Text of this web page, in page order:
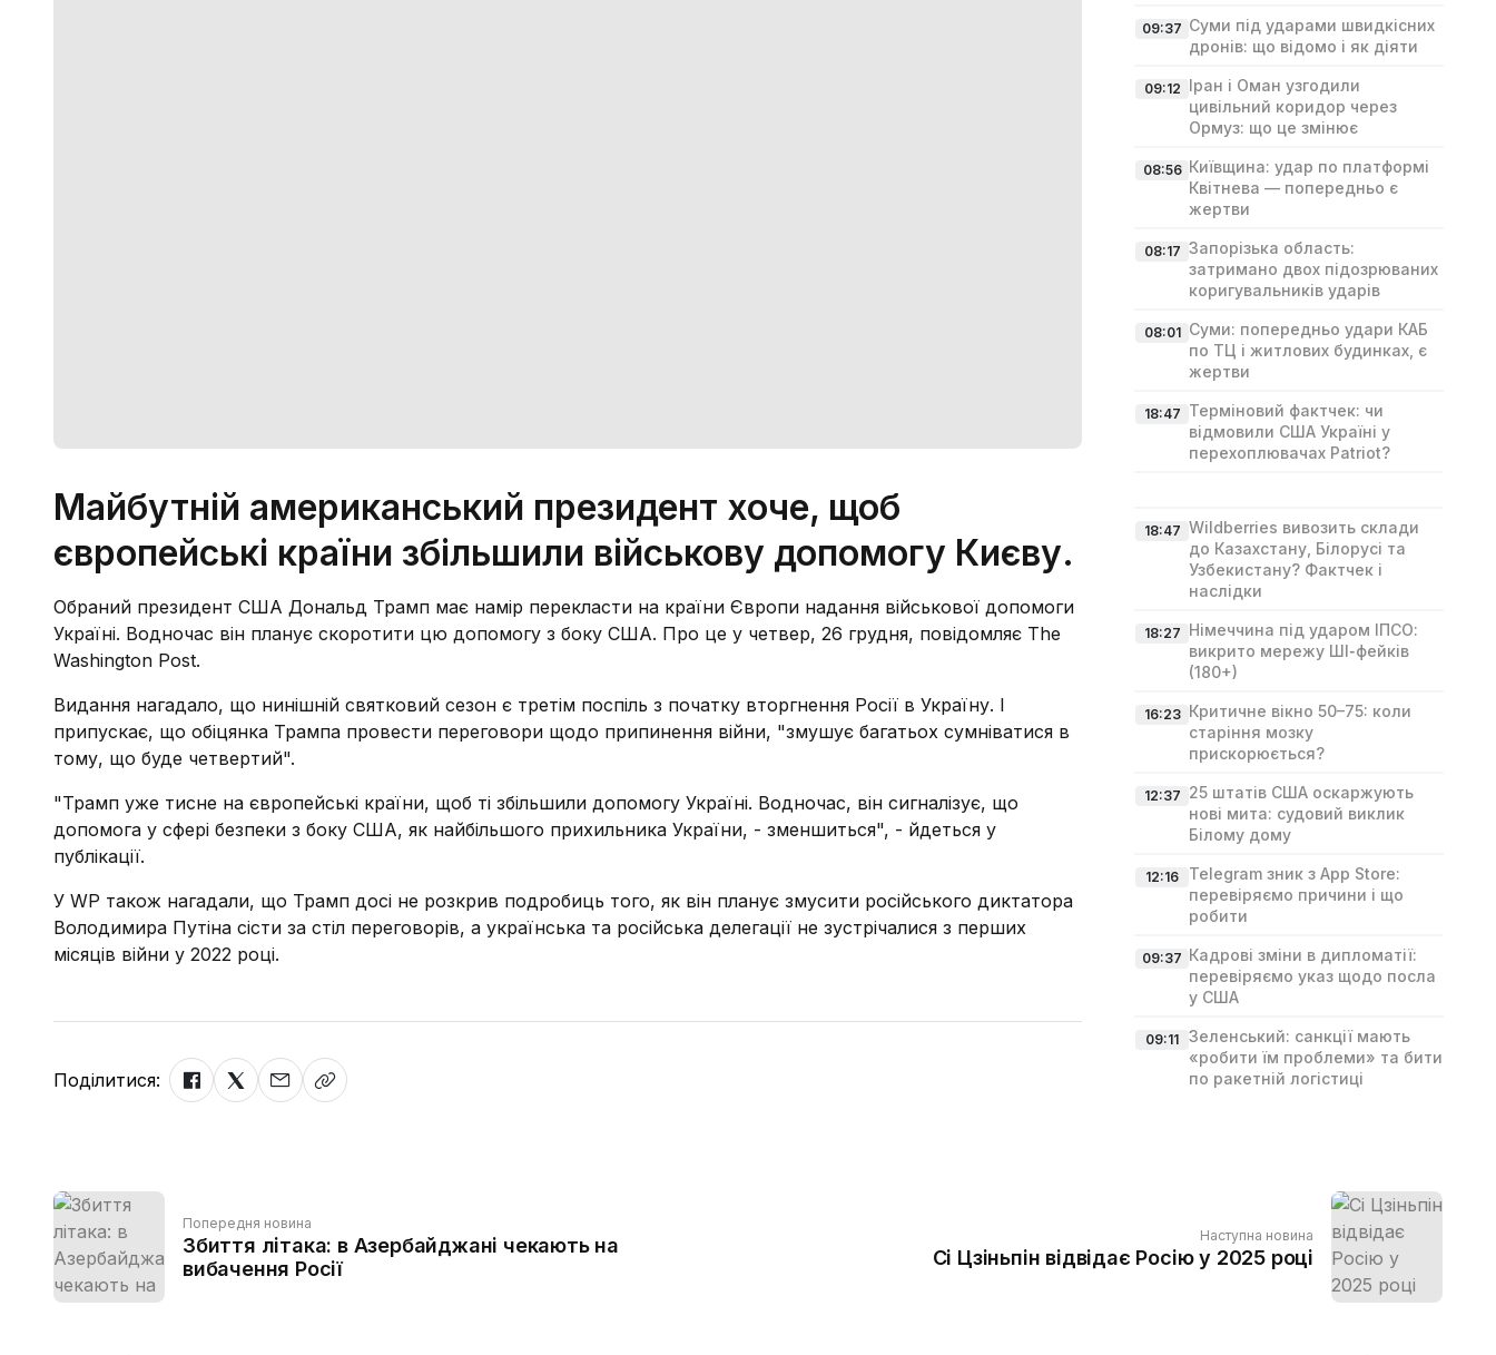
Майбутній американський президент хоче, щоб
європейські країни збільшили військову допомогу Києву.
Обраний президент США Дональд Трамп має намір перекласти на країни Європи надання військової допомоги
Україні. Водночас він планує скоротити цю допомогу з боку США. Про це у четвер, 26 грудня, повідомляє The
Washington Post.
Видання нагадало, що нинішній святковий сезон є третім поспіль з початку вторгнення Росії в Україну. І
припускає, що обіцянка Трампа провести переговори щодо припинення війни, "змушує багатьох сумніватися в
тому, що буде четвертий".
"Трамп уже тисне на європейські країни, щоб ті збільшили допомогу Україні. Водночас, він сигналізує, що
допомога у сфері безпеки з боку США, як найбільшого прихильника України, - зменшиться", - йдеться у
публікації.
У WP також нагадали, що Трамп досі не розкрив подробиць того, як він планує змусити російського диктатора
Володимира Путіна сісти за стіл переговорів, а українська та російська делегації не зустрічалися з перших
місяців війни у 2022 році.
Поділитися:
09:37 Суми під ударами швидкісних
дронів: що відомо і як діяти
09:12 Іран і Оман узгодили
цивільний коридор через
Ормуз: що це змінює
08:56 Київщина: удар по платформі
Квітнева — попередньо є
жертви
08:17 Запорізька область:
затримано двох підозрюваних
коригувальників ударів
08:01 Суми: попередньо удари КАБ
по ТЦ і житлових будинках, є
жертви
18:47 Терміновий фактчек: чи
відмовили США Україні у
перехоплювачах Patriot?
18:47 Wildberries вивозить склади
до Казахстану, Білорусі та
Узбекистану? Фактчек і
наслідки
18:27 Німеччина під ударом ІПСО:
викрито мережу ШІ‑фейків
(180+)
16:23 Критичне вікно 50–75: коли
старіння мозку
прискорюється?
12:37 25 штатів США оскаржують
нові мита: судовий виклик
Білому дому
12:16
Telegram зник з App Store:
перевіряємо причини і що
робити
09:37 Кадрові зміни в дипломатії:
перевіряємо указ щодо посла
у США
09:11 Зеленський: санкції мають
«робити їм проблеми» та бити
по ракетній логістиці
Попередня новина
Збиття літака: в Азербайджані чекають на
вибачення Росії
Наступна новина
Сі Цзіньпін відвідає Росію у 2025 році